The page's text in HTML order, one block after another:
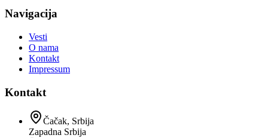
Navigacija
Vesti
O nama
Kontakt
Impressum
Kontakt
Čačak, Srbija
Zapadna Srbija